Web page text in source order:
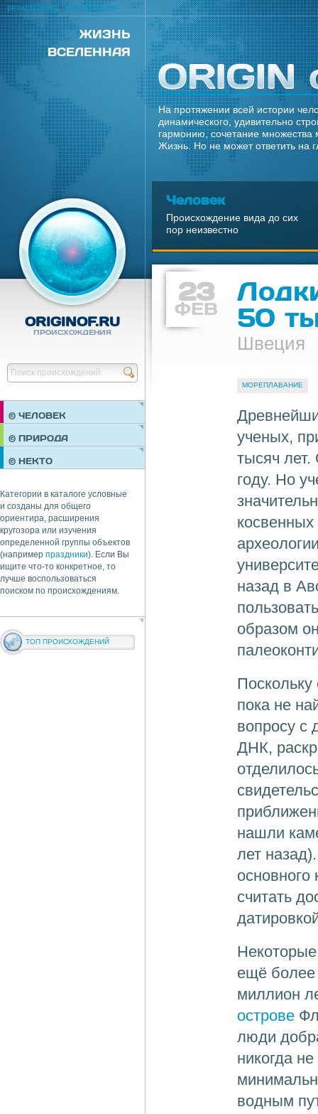
ЖИЗНЬ
ВСЕЛЕННАЯ
На протяжении всей истории
динамического, удивительно
гармонию, сочетание множества
Жизнь. Но не может ответить на
Человек
Происхождение вида до сих
пор неизвестно
ORIGINOF.RU
ПРОИСХОЖДЕНИЯ
© ЧЕЛОВЕК
ПРАЗДНИКИ
ОБЩЕСТВО
© ПРИРОДА
© НЕКТО
Категории в каталоге условные
и созданы для общего
ориентира, расширения
кругозора или изучения
определенной группы объектов
(например праздники). Если Вы
ищите что-то конкретное, то
лучше воспользоваться
поиском по происхождениям.
ТОП ПРОИСХОЖДЕНИЙ
23
ФЕВ
50
Швеция
МОРЕПЛАВАНИЕ
ученых,
тысяч
году. Но
назад в
образом
Поскольку
пока не
вопросу с
ДНК,
нашли
лет
основного
считать
ещё
миллион
острове
люди
никогда
водным
регистрация|авторизация